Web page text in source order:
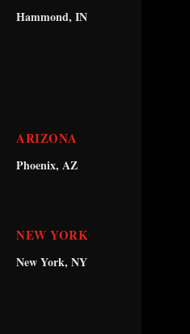
Hammond, IN
ARIZONA
Phoenix, AZ
NEW YORK
New York, NY